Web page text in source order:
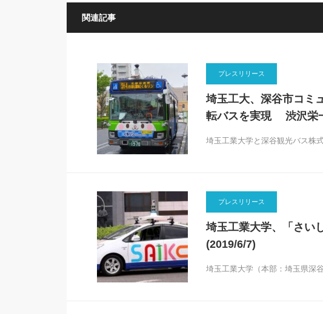
関連記事
プレスリリース
埼玉工大、深谷市コミ
転バスを実現 渋沢栄
埼玉工業大学と深谷観光バス株
プレスリリース
埼玉工業大学、「さい
(2019/6/7)
埼玉工業大学（本部：埼玉県深